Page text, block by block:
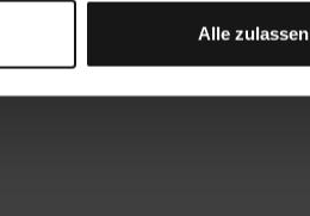
Alle zulassen